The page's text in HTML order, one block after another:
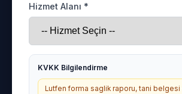
Hizmet Alanı *
KVKK Bilgilendirme
Lutfen forma saglik raporu, tani belgesi